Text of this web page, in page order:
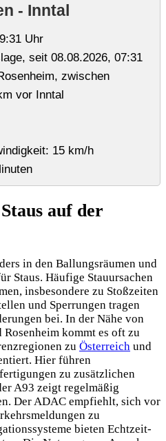
- Inntal
Uhr
seit 08.08.2026, 07:31
zwischen
vor Inntal
15 km/h
auf der
in den Ballungsräumen und
Staus. Häufige Stauursachen
insbesondere zu Stoßzeiten
und Sperrungen tragen
bei. In der Nähe von
Rosenheim kommt es oft zu
zu Österreich und
Hier führen
zu zusätzlichen
A93 zeigt regelmäßig
Der ADAC empfiehlt, sich vor
zu
bieten Echtzeit-